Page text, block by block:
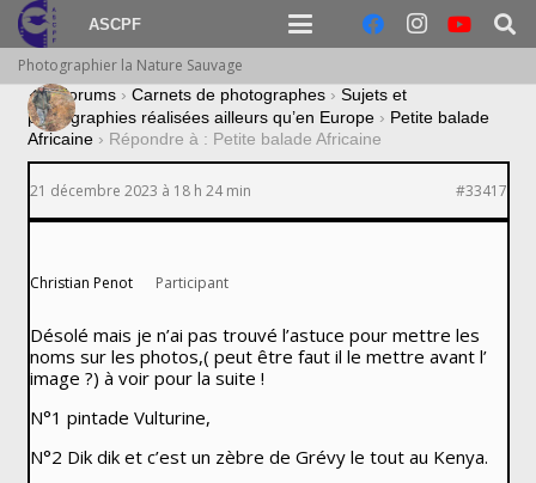
ASCPF
Photographier la Nature Sauvage
› Forums › Carnets de photographes › Sujets et
photographies réalisées ailleurs qu’en Europe › Petite balade
Africaine › Répondre à : Petite balade Africaine
21 décembre 2023 à 18 h 24 min #33417
Christian Penot Participant
Désolé mais je n’ai pas trouvé l’astuce pour mettre les
noms sur les photos,( peut être faut il le mettre avant l’
image ?) à voir pour la suite !
N°1 pintade Vulturine,
N°2 Dik dik et c’est un zèbre de Grévy le tout au Kenya.